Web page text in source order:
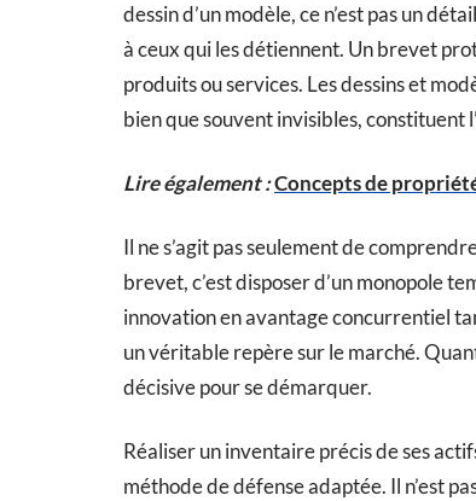
dessin d’un modèle, ce n’est pas un
à ceux qui les détiennent. Un brevet
produits ou services. Les dessins et
bien que souvent invisibles, constituent
Lire également :Concepts de
Il ne s’agit pas seulement de
brevet, c’est disposer d’un monopole
innovation en avantage concurrentiel
un véritable repère sur le marché.
décisive pour se démarquer.
Réaliser un inventaire précis de ses
méthode de défense adaptée. Il n’est